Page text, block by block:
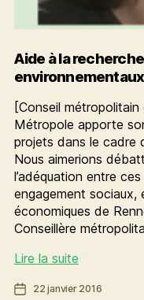
Aide à la
[Conseil
Métropole apporte
projets dans le cadre
Nous aimerions
l’adéquation entre
engagement sociaux,
économiques de
Conseillère
Lire la suiteAide
la
Date22 janvier 2016